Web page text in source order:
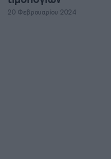
20 Φεβρουαρίου 2024